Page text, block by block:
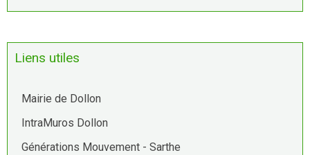
Liens utiles
Mairie de Dollon
IntraMuros Dollon
Générations Mouvement - Sarthe